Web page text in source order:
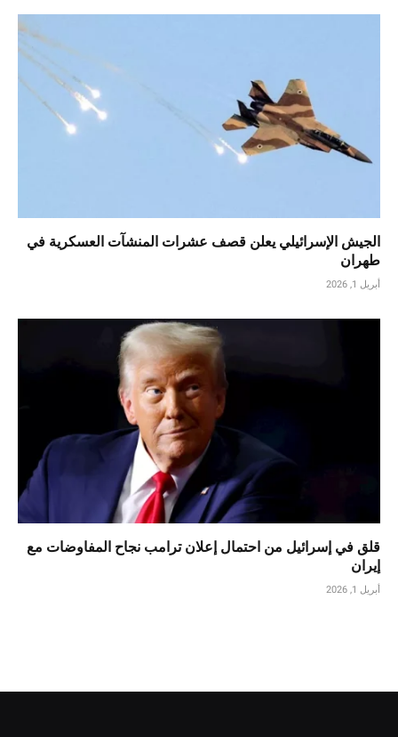
الجيش الإسرائيلي يعلن قصف عشرات المنشآت العسكرية في
طهران
أبريل 1, 2026
قلق في إسرائيل من احتمال إعلان ترامب نجاح المفاوضات مع
إيران
أبريل 1, 2026